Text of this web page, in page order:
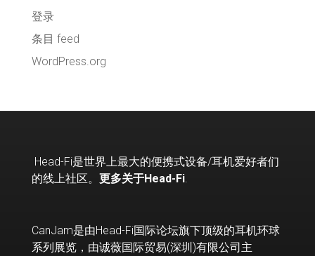
登录
条目 feed
WordPress.org
Head-Fi是世界上最大的便携式设备/耳机爱好者们
的线上社区。 更多关于Head-Fi.
CanJam是由Head-Fi国际论坛旗下顶级的耳机环球
系列展览，由诚薇国际贸易(深圳)有限公司主